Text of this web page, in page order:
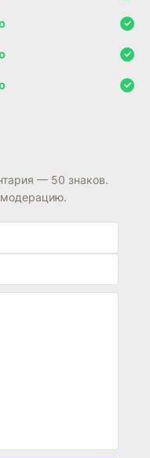
— 50 знаков.